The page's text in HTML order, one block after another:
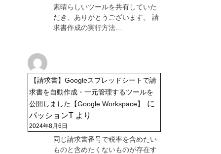
素晴らしいツールを共有していた
だき、ありがとうございます。 請
求書作成の実行方法…
【請求書】Googleスプレッドシートで請
求書を自動作成・一元管理するツールを
公開しました【Google Workspace】
に
パッションT より
2024年8月6日
同じ請求書番号で税率を含めたい
ものと含めたくないものが存在す